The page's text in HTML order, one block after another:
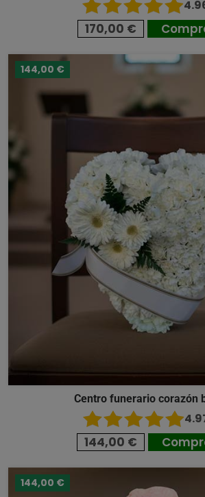
170,00 €
144,00 €
Centro funerario corazón
144,00 €
144,00 €